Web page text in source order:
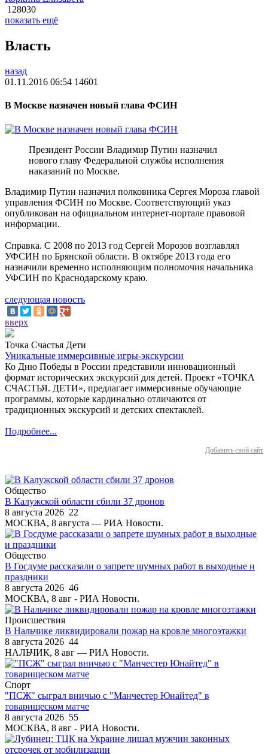
128030
показать ещё
Власть
назад
01.11.2016 06:54 14601
В Москве назначен новый глава ФСИН
Президент России Владимир Путин назначил
нового главу Федеральной службы исполнения
наказаний по Москве.
Владимир Путин назначил полковника Сергея Мороза главой
управления ФСИН по Москве. Соответствующий указ
опубликован на официальном интернет-портале правовой
информации.
Справка. С 2008 по 2013 год Сергей Морозов возглавлял
УФСИН по Брянской области. В октябре 2013 года его
назначили временно исполняющим полномочия начальника
УФСИН по Краснодарскому краю.
следующая новость
вверх
Точка Счастья Дети
Уникальные иммерсивные игры-экскурсии
Ко Дню Победы в России представили инновационный
формат исторических экскурсий для детей. Проект «ТОЧКА
СЧАСТЬЯ. ДЕТИ», предлагает иммерсивные обучающие
программы, которые кардинально отличаются от
традиционных экскурсий и детских спектаклей.
Подробнее...
Добавить свой сайт
Общество
В Калужской области сбили 37 дронов
8 августа 2026 22
МОСКВА, 8 августа — РИА Новости.
Общество
В Госдуме рассказали о запрете шумных работ в выходные и
праздники
8 августа 2026 46
МОСКВА, 8 авг - РИА Новости.
Происшествия
В Нальчике ликвидировали пожар на кровле многоэтажки
8 августа 2026 44
НАЛЬЧИК, 8 авг — РИА Новости.
Спорт
"ПСЖ" сыграл вничью с "Манчестер Юнайтед" в
товарищеском матче
8 августа 2026 55
МОСКВА, 8 авг - РИА Новости.